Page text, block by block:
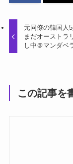
元同僚の韓国人5
まだオーストラ
し中＠マンダベ
この記事を